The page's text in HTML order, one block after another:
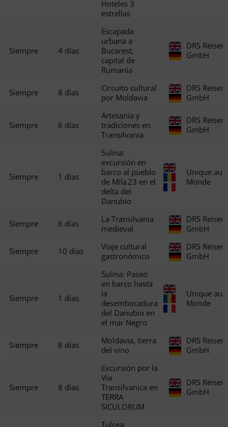
Hoteles 3
estrellas
Siempre 4 días
Escapada
urbana a
Bucarest,
capital de
Rumanía
DRS Reisen
GmbH
Siempre 8 días
Circuito cultural
por Moldavia
DRS Reisen
GmbH
Siempre 6 días
Artesanía y
tradiciones en
Transilvania
DRS Reisen
GmbH
Siempre 1 días
Sulina:
excursión en
barco al pueblo
de Mila 23 en el
delta del
Danubio
Unique au
Monde
Siempre 6 días
La Transilvania
medieval
DRS Reisen
GmbH
Siempre 10 días
Viaje cultural
gastronómico
DRS Reisen
GmbH
Siempre 1 días
Sulina: Paseo
en barco hasta
la
desembocadura
del Danubio en
el mar Negro
Unique au
Monde
Siempre 8 días
Moldavia, tierra
del vino
DRS Reisen
GmbH
Siempre 8 días
Excursión por la
Via
Transilvanica en
TERRA
SICULORUM
DRS Reisen
GmbH
Tulcea: